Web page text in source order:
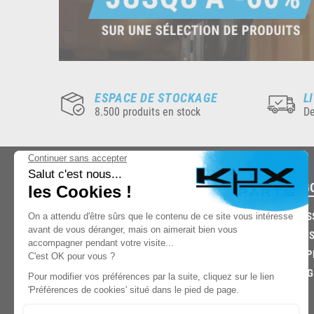
ESPACE DE STOCKAGE
8.500 produits en stock
03.85.32.96.74
© 2026 -KPX PARTS- SITE CRÉÉ PARLET'S CLIC